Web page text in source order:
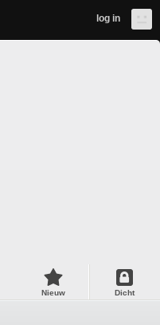
log in
Nieuw Dicht